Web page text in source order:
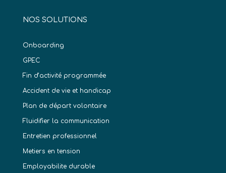
NOS SOLUTIONS
Onboarding
GPEC
Fin d’activité programmée
Accident de vie et handicap
Plan de départ volontaire
Fluidifier la communication
Entretien professionnel
Metiers en tension
Employabilite durable